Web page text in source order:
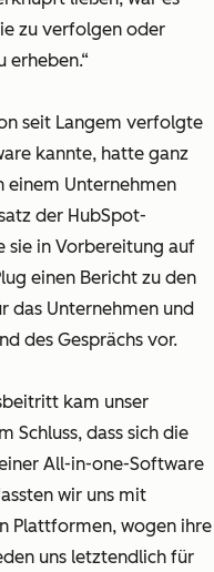
zu verfolgen oder
erheben.“
seit Langem verfolgte
kannte, hatte ganz
einem Unternehmen
der HubSpot-
sie in Vorbereitung auf
einen Bericht zu den
das Unternehmen und
des Gesprächs vor.
kam unser
Schluss, dass sich die
All-in-one-Software
wir uns mit
Plattformen, wogen ihre
uns letztendlich für